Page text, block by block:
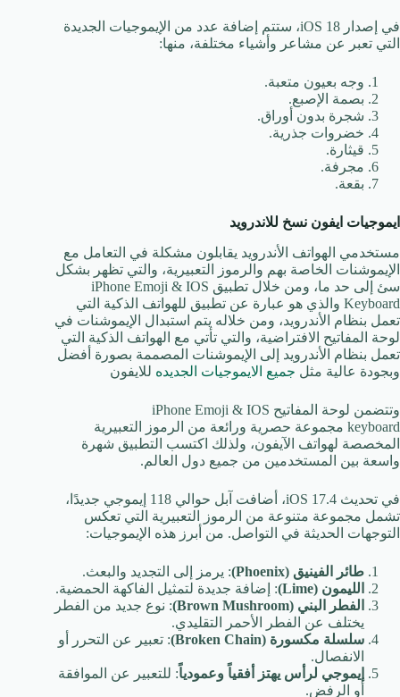
في إصدار iOS 18، ستتم إضافة عدد من الإيموجيات الجديدة
التي تعبر عن مشاعر وأشياء مختلفة، منها:
وجه بعيون متعبة.
بصمة الإصبع.
شجرة بدون أوراق.
خضروات جذرية.
قيثارة.
مجرفة.
بقعة.
ايموجيات ايفون نسخ للاندرويد
مستخدمي الهواتف الأندرويد يقابلون مشكلة في التعامل مع
الإيموشنات الخاصة بهم والرموز التعبيرية، والتي تظهر بشكل
سئ إلى حد ما، ومن خلال تطبيق iPhone Emoji & IOS
Keyboard والذي هو عبارة عن تطبيق للهواتف الذكية التي
تعمل بنظام الأندرويد، ومن خلاله يتم استبدال الإيموشنات في
لوحة المفاتيح الافتراضية، والتي تأتي مع الهواتف الذكية التي
تعمل بنظام الأندرويد إلى الإيموشنات المصممة بصورة أفضل
وبجودة عالية مثل جميع الايموجيات الجديده للايفون
وتتضمن لوحة المفاتيح iPhone Emoji & IOS
keyboard مجموعة حصرية ورائعة من الرموز التعبيرية
المخصصة لهواتف الآيفون، ولذلك اكتسب التطبيق شهرة
واسعة بين المستخدمين من جميع دول العالم.
في تحديث iOS 17.4، أضافت آبل حوالي 118 إيموجي جديدًا،
تشمل مجموعة متنوعة من الرموز التعبيرية التي تعكس
التوجهات الحديثة في التواصل. من أبرز هذه الإيموجيات:
طائر الفينيق (Phoenix)
: يرمز إلى التجديد والبعث.
الليمون (Lime)
: إضافة جديدة لتمثيل الفاكهة الحمضية.
الفطر البني (Brown Mushroom)
: نوع جديد من الفطر
يختلف عن الفطر الأحمر التقليدي.
سلسلة مكسورة (Broken Chain)
: تعبير عن التحرر أو
الانفصال.
إيموجي لرأس يهتز أفقياً وعمودياً: للتعبير عن الموافقة
أو الرفض.